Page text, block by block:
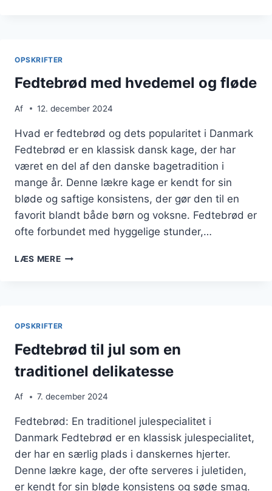
OPSKRIFTER
Fedtebrød med hvedemel og fløde
Af 12. december 2024
Hvad er fedtebrød og dets popularitet i Danmark
Fedtebrød er en klassisk dansk kage, der har
været en del af den danske bagetradition i
mange år. Denne lækre kage er kendt for sin
bløde og saftige konsistens, der gør den til en
favorit blandt både børn og voksne. Fedtebrød er
ofte forbundet med hyggelige stunder,…
LÆS MEREFEDTEBRØD
OPSKRIFTER
Fedtebrød til jul som en
traditionel delikatesse
Af 7. december 2024
Fedtebrød: En traditionel julespecialitet i
Danmark Fedtebrød er en klassisk julespecialitet,
der har en særlig plads i danskernes hjerter.
Denne lækre kage, der ofte serveres i juletiden,
er kendt for sin bløde konsistens og søde smag.